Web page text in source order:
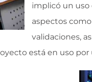
implicó un uso
aspectos
validaciones,
está en uso